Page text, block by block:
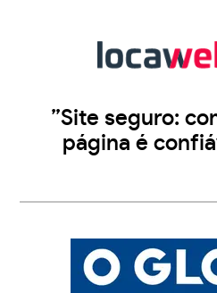
”Site seguro:
página é